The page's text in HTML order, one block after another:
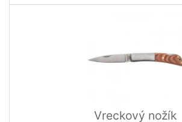
Vreckový nožík